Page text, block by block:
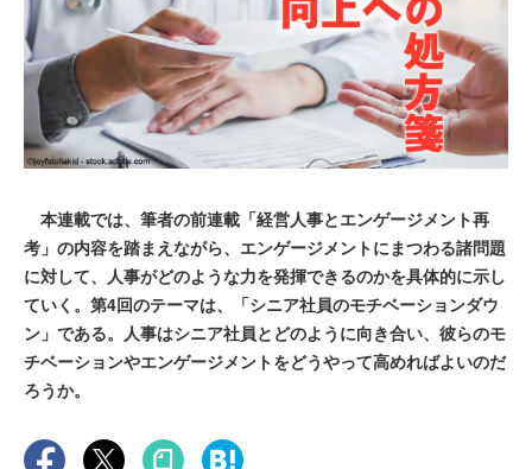
本連載では、筆者の前連載「経営人事とエンゲージメント再
考」の内容を踏まえながら、エンゲージメントにまつわる諸問題
に対して、人事がどのような力を発揮できるのかを具体的に示し
ていく。第4回のテーマは、「シニア社員のモチベーションダウ
ン」である。人事はシニア社員とどのように向き合い、彼らのモ
チベーションやエンゲージメントをどうやって高めればよいのだ
ろうか。